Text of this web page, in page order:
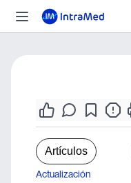
Artículos
Actualización